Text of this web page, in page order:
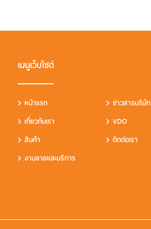
เมนูเว็บไซต์
หน้าแรก
เกี่ยวกับเรา
สินค้า
งานขายและบริการ
ข่าวสารบริษัท
VDO
ติดต่อเรา